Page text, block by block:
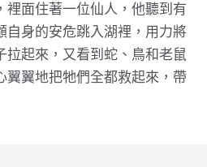
裡面住著一位仙人，他聽到有
自身的安危跳入湖裡，用力將
拉起來，又看到蛇、鳥和老鼠
翼翼地把牠們全都救起來，帶